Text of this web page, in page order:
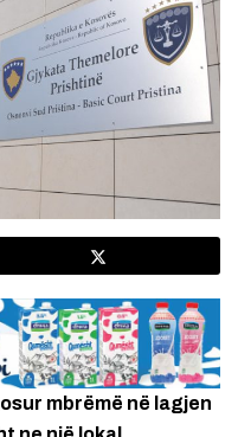
mbrëmë në lagjen